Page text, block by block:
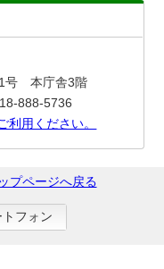
号 本庁舎3階
888-5736
利用ください。
プページへ戻る
トフォン